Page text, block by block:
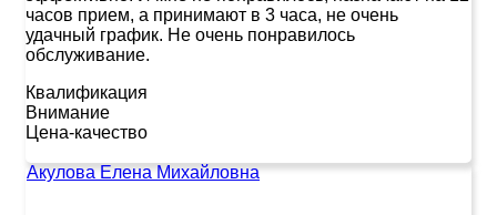
часов прием, а принимают в 3 часа, не очень
удачный график. Не очень понравилось
обслуживание.
Квалификация
Внимание
Цена-качество
Акулова Елена Михайловна